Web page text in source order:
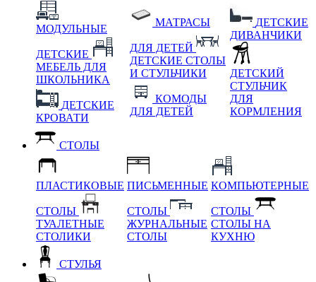
МОДУЛЬНЫЕ
ДЕТСКИЕ
МЕБЕЛЬ ДЛЯ
ШКОЛЬНИКА
ДЕТСКИЕ
КРОВАТИ
МАТРАСЫ
ДЛЯ ДЕТЕЙ
ДЕТСКИЕ СТОЛЫ
И СТУЛЬЧИКИ
КОМОДЫ
ДЛЯ ДЕТЕЙ
ДЕТСКИЕ
ДИВАНЧИКИ
ДЕТСКИЙ
СТУЛЬЧИК
ДЛЯ
КОРМЛЕНИЯ
СТОЛЫ
ПЛАСТИКОВЫЕ
СТОЛЫ
ТУАЛЕТНЫЕ
СТОЛИКИ
ПИСЬМЕННЫЕ
СТОЛЫ
ЖУРНАЛЬНЫЕ
СТОЛЫ
КОМПЬЮТЕРНЫЕ
СТОЛЫ
СТОЛЫ НА
КУХНЮ
СТУЛЬЯ